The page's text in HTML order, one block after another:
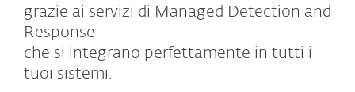
grazie ai servizi di Managed Detection and
Response
che si integrano perfettamente in tutti i
tuoi sistemi.